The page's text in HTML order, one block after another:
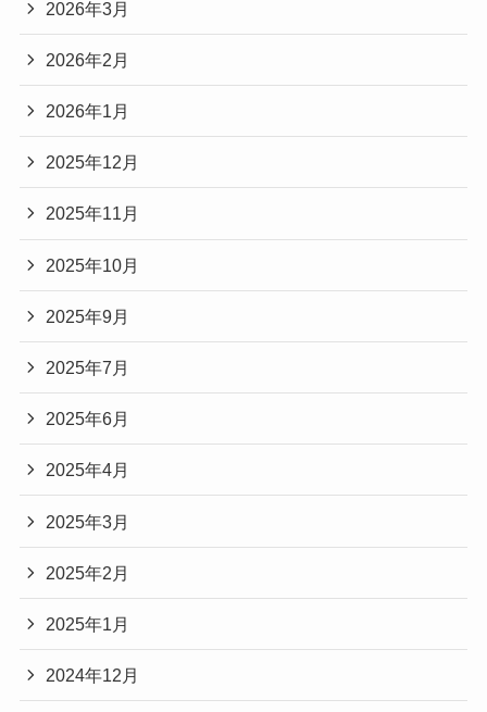
2026年3月
2026年2月
2026年1月
2025年12月
2025年11月
2025年10月
2025年9月
2025年7月
2025年6月
2025年4月
2025年3月
2025年2月
2025年1月
2024年12月